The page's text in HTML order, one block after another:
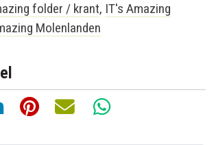
folder / krant, IT's Amazing
Molenlanden
LinkedIn Pinterest E-mailWhatsApp